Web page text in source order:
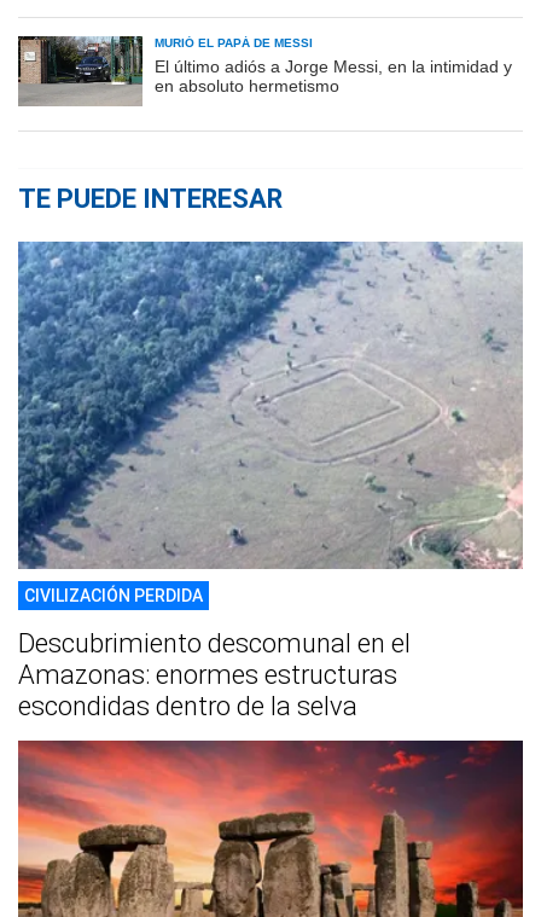
MURIÓ EL PAPÁ DE MESSI
El último adiós a Jorge Messi, en la intimidad y
en absoluto hermetismo
TE PUEDE INTERESAR
CIVILIZACIÓN PERDIDA
Descubrimiento descomunal en el
Amazonas: enormes estructuras
escondidas dentro de la selva